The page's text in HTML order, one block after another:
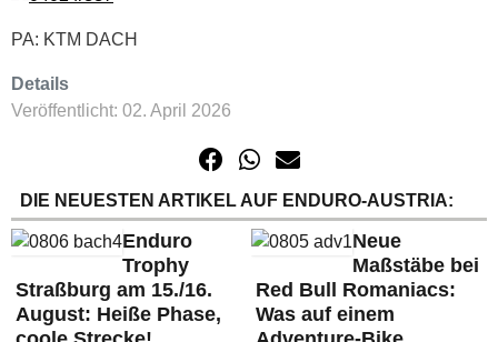
PA: KTM DACH
Details
Veröffentlicht: 02. April 2026
DIE NEUESTEN ARTIKEL AUF ENDURO-AUSTRIA:
Enduro
Trophy
Straßburg am 15./16.
August: Heiße Phase,
Neue
Maßstäbe bei
Red Bull Romaniacs:
Was auf einem